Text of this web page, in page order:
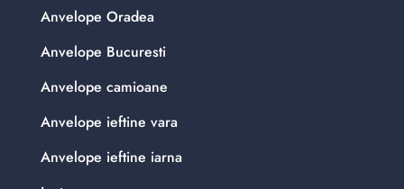
Anvelope Oradea
Anvelope Bucuresti
Anvelope camioane
Anvelope ieftine vara
Anvelope ieftine iarna